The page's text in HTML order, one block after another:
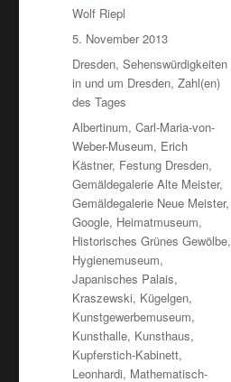
Autor
Wolf Riepl
Veröffentlicht
am
5. November 2013
Kategorien
Dresden,Sehenswürdigkeiten
in und um Dresden,Zahl(en)
des Tages
Schlagwörter
Albertinum,Carl-Maria-von-
Weber-Museum, Erich
Kästner, Festung Dresden,
Gemäldegalerie Alte Meister,
Gemäldegalerie Neue Meister,
Google, Heimatmuseum,
Historisches Grünes Gewölbe,
Hygienemuseum,
Japanisches Palais,
Kraszewski, Kügelgen,
Kunstgewerbemuseum,
Kunsthalle, Kunsthaus,
Kupferstich-Kabinett,
Leonhardi, Mathematisch-